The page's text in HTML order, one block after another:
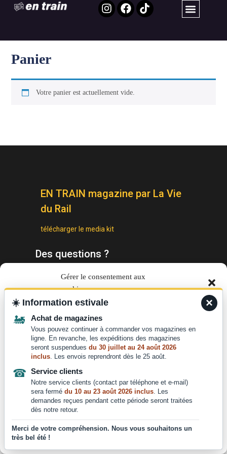
Gérer le consentement aux
cookies
Pour offrir les meilleures expériences, nous utilisons des technologies telles que les
cookies pour stocker et/ou accéder aux informations des appareils. Le fait de consentir
à ces technologies nous permettra de traiter des données telles que le comportement de
navigation ou les ID uniques sur ce site. Le fait de ne pas consentir ou de retirer son
consentement peut avoir un effet négatif sur certaines caractéristiques et fonctions.
Refuser
Voir les préférences
Panier
Votre panier est actuellement vide.
EN TRAIN magazine par La Vie
du Rail
télécharger le media kit
Des questions ?
contact@laviedurail.com
Copyright © 2024
×
☀️Information estivale
🚂 Achat de magazines
Vous pouvez continuer à commander vos magazines en
ligne. En revanche, les expéditions des magazines
seront suspendues du 30 juillet au 24 août 2026
inclus. Les envois reprendront dès le 25 août.
☎ Service clients
Notre service clients (contact par téléphone et e-mail)
sera fermé du 10 au 23 août 2026 inclus. Les
demandes reçues pendant cette période seront traitées
dès notre retour.
Merci de votre compréhension. Nous vous souhaitons un
très bel été !